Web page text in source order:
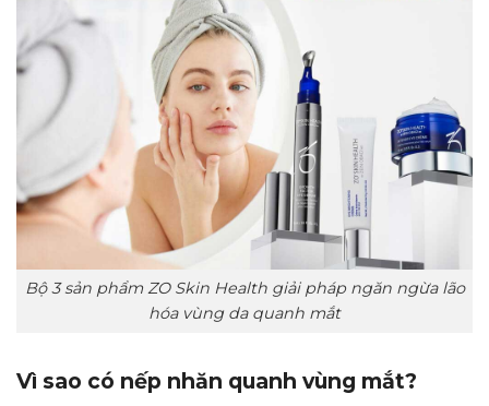
Bộ 3 sản phẩm ZO Skin Health giải pháp ngăn ngừa lão
hóa vùng da quanh mắt
Vì sao có nếp nhăn quanh vùng mắt?